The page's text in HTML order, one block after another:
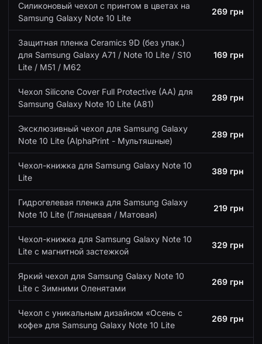
Силиконовый чехол с принтом в цветах на
Samsung Galaxy Note 10 Lite
269 грн
Защитная пленка Ceramics 9D (без упак.)
для Samsung Galaxy A71 / Note 10 Lite / S10
Lite / M51 / M62
169 грн
Чехол Silicone Cover Full Protective (AA) для
Samsung Galaxy Note 10 Lite (A81)
289 грн
Эксклюзивный чехол для Samsung Galaxy
Note 10 Lite (AlphaPrint - Мультяшные)
289 грн
Чехол-книжка для Samsung Galaxy Note 10
Lite
389 грн
Гидрогелевая пленка для Samsung Galaxy
Note 10 Lite (Глянцевая / Матовая)
219 грн
Чехол-книжка для Samsung Galaxy Note 10
Lite с магнитной застежкой
329 грн
Яркий чехол для Samsung Galaxy Note 10
Lite с Зимними Оленятами
269 грн
Чехол с уникальным дизайном «Осень с
кофе» для Samsung Galaxy Note 10 Lite
269 грн